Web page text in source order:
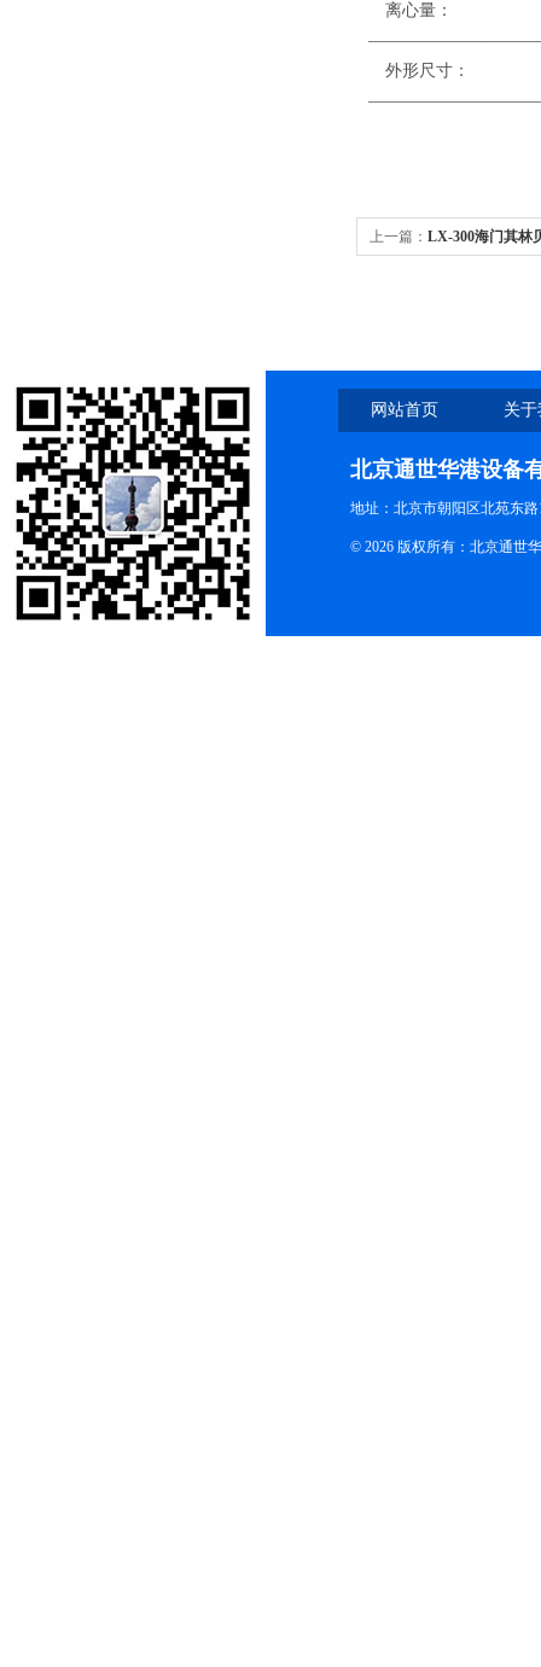
离心量：
外形
上一篇： LX-300海门其林
网站首页 关
北京通世华港设备
地址：北京市朝阳区北苑东路
© 2026 版权所有：北京通世